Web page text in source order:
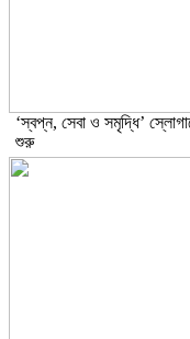
‘স্বপ্ন, সেবা ও সমৃদ্ধি’
শুরু